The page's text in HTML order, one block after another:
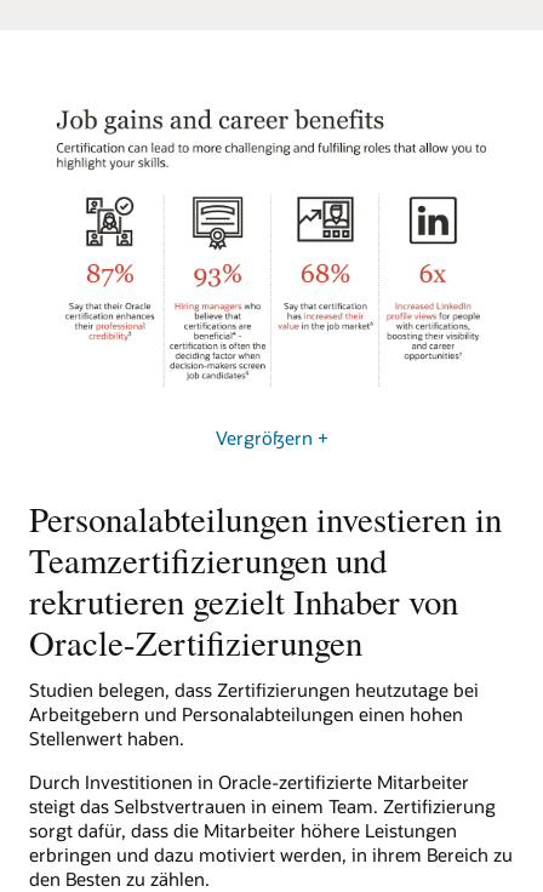
Personalabteilungen investieren in
Teamzertifizierungen und
rekrutieren gezielt Inhaber von
Oracle-Zertifizierungen
Studien belegen, dass Zertifizierungen heutzutage bei
Arbeitgebern und Personalabteilungen einen hohen
Stellenwert haben.
Durch Investitionen in Oracle-zertifizierte Mitarbeiter
steigt das Selbstvertrauen in einem Team. Zertifizierung
sorgt dafür, dass die Mitarbeiter höhere Leistungen
erbringen und dazu motiviert werden, in ihrem Bereich zu
den Besten zu zählen.
Vergrößern +